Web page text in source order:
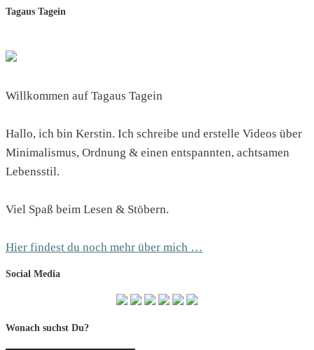
Tagaus Tagein
Willkommen auf Tagaus Tagein
Hallo, ich bin Kerstin. Ich schreibe und erstelle Videos über
Minimalismus, Ordnung & einen entspannten, achtsamen
Lebensstil.
Viel Spaß beim Lesen & Stöbern.
Hier findest du noch mehr über mich …
Social Media
Wonach suchst Du?